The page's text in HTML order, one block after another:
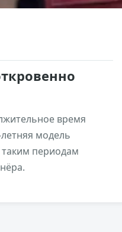
время
модель
таким периодам